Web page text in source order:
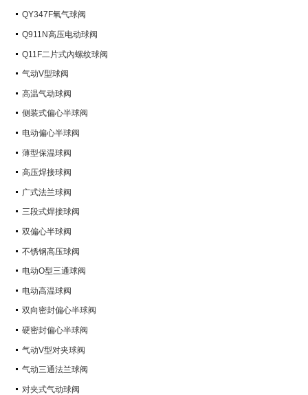
QY347F氧气球阀
Q911N高压电动球阀
Q11F二片式內螺纹球阀
气动V型球阀
高温气动球阀
侧装式偏心半球阀
电动偏心半球阀
薄型保温球阀
高压焊接球阀
广式法兰球阀
三段式焊接球阀
双偏心半球阀
不锈钢高压球阀
电动O型三通球阀
电动高温球阀
双向密封偏心半球阀
硬密封偏心半球阀
气动V型对夹球阀
气动三通法兰球阀
对夹式气动球阀